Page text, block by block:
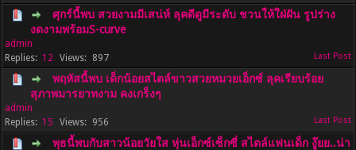
ศุกร์นี้พบ สวยงามมีเสน่ห์ ลุคดีดูมีระดับ ชวนให้ใฝ่ฝัน รูปร่าง
งดงามพร้อมS-curve
admin
12
897
พฤหัสนี้พบ เด็กน้อยสไตล์ขาวสวยหมวยเอ็กซ์ ลุคเรียบร้อย
สุภาพมารยาทงาม คงเกร็งๆ
admin
15
956
พุธนี้พบกับสาวน้อยวัยใส หุ่นเอ็กซ์เซ็กซี่ สไตล์แฟนเด็ก งู๊ยย..น่า